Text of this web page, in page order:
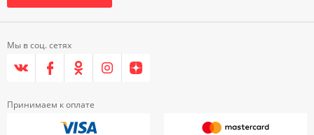
Мы в соц. сетях
Принимаем к оплате